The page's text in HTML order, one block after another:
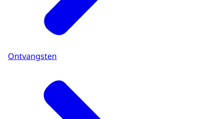
Ontvangsten